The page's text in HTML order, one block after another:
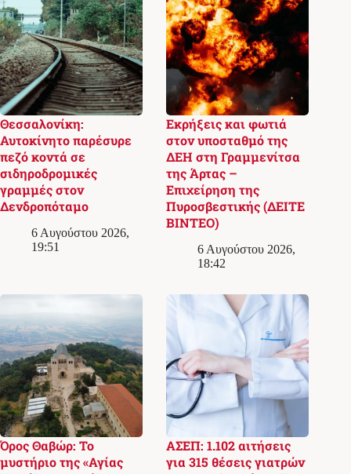
Θεσσαλονίκη:
Αυτοκίνητο παρέσυρε
πεζό κοντά σε
σιδηροδρομικές
γραμμές στον
Δενδροπόταμο
6 Αυγούστου 2026,
19:51
Εκρήξεις και φωτιά
στον υποσταθμό της
ΔΕΗ στη Γραμμενίτσα
της Άρτας –
Επιχείρηση της
Πυροσβεστικής (ΔΕΙΤΕ
ΒΙΝΤΕΟ)
6 Αυγούστου 2026,
18:42
Όρος Θαβώρ: Το
μυστήριο της «Αγίας
ΑΣΕΠ: 1.102 αιτήσεις
για 315 θέσεις γιατρών